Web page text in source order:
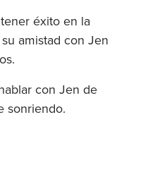
éxito en la
amistad con Jen
con Jen de
sonriendo.